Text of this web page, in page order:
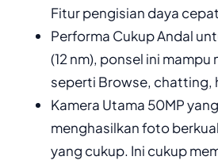
Fitur pengisian daya
Performa Cukup Andal
(12 nm), ponsel ini
seperti Browse, chatting,
Kamera Utama 50MP
menghasilkan foto
yang cukup. Ini cukup